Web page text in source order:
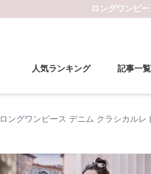
ロングワンピー
人気ランキング 記事一覧
ロングワンピース デニム クラシカルレ